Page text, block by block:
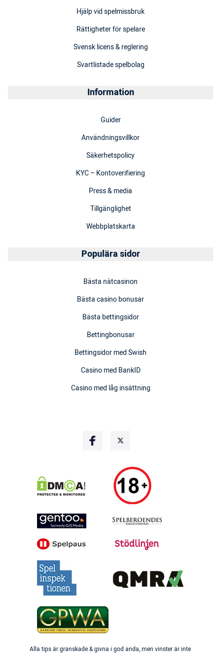
Hjälp vid spelmissbruk
Rättigheter för spelare
Svensk licens & reglering
Svartlistade spelbolag
Information
Guider
Användningsvillkor
Säkerhetspolicy
KYC – Kontoverifiering
Press & media
Tillgänglighet
Webbplatskarta
Populära sidor
Bästa nätcasinon
Bästa casino bonusar
Bästa bettingsidor
Bettingbonusar
Bettingsidor med Swish
Casino med BankID
Casino med låg insättning
Alla tips är granskade & givna i god anda, men vinster är inte